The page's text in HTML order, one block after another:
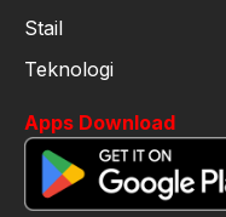
Stail
Teknologi
Apps Download